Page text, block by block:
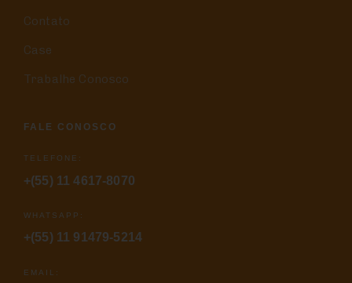
Contato
Case
Trabalhe Conosco
FALE CONOSCO
TELEFONE:
+(55) 11 4617-8070
WHATSAPP:
+(55) 11 91479-5214
EMAIL: